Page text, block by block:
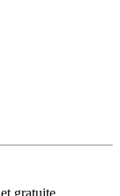
gratuite